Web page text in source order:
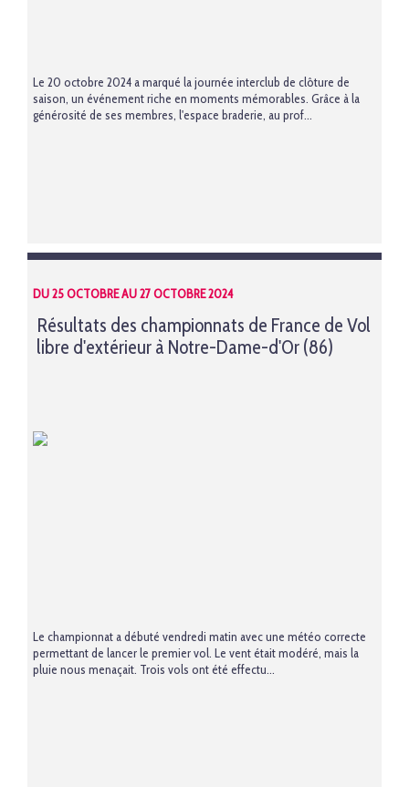
Le 20 octobre 2024 a marqué la journée interclub de clôture de
saison, un événement riche en moments mémorables. Grâce à la
générosité de ses membres, l'espace braderie, au prof...
DU 25 OCTOBRE AU 27 OCTOBRE 2024
Résultats des championnats de France de Vol
libre d'extérieur à Notre-Dame-d'Or (86)
Le championnat a débuté vendredi matin avec une météo correcte
permettant de lancer le premier vol. Le vent était modéré, mais la
pluie nous menaçait. Trois vols ont été effectu...